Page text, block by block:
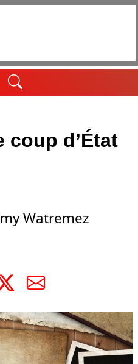
coup d’État
Watremez